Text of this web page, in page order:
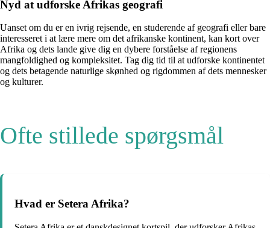
Nyd at udforske Afrikas geografi
Uanset om du er en ivrig rejsende, en studerende af geografi eller bare
interesseret i at lære mere om det afrikanske kontinent, kan kort over
Afrika og dets lande give dig en dybere forståelse af regionens
mangfoldighed og kompleksitet. Tag dig tid til at udforske kontinentet
og dets betagende naturlige skønhed og rigdommen af dets mennesker
og kulturer.
Ofte stillede spørgsmål
Hvad er Setera Afrika?